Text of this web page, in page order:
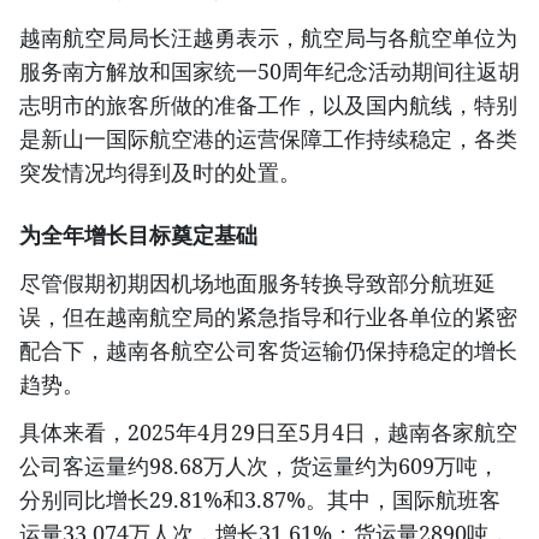
越南航空局局长汪越勇表示，航空局与各航空单位为
服务南方解放和国家统一50周年纪念活动期间往返胡
志明市的旅客所做的准备工作，以及国内航线，特别
是新山一国际航空港的运营保障工作持续稳定，各类
突发情况均得到及时的处置。
为全年增长目标奠定基础
尽管假期初期因机场地面服务转换导致部分航班延
误，但在越南航空局的紧急指导和行业各单位的紧密
配合下，越南各航空公司客货运输仍保持稳定的增长
趋势。
具体来看，2025年4月29日至5月4日，越南各家航空
公司客运量约98.68万人次，货运量约为609万吨，
分别同比增长29.81%和3.87%。其中，国际航班客
运量33.074万人次，增长31.61%；货运量2890吨，